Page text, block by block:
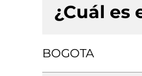
¿Cuál es
BOGOTA